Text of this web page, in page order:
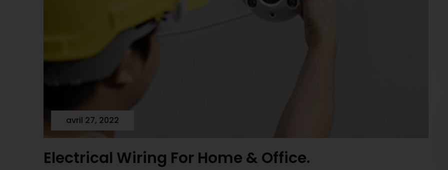
avril 27, 2022
Electrical Wiring For Home & Office.